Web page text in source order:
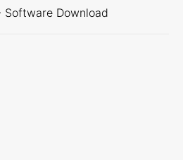
Download